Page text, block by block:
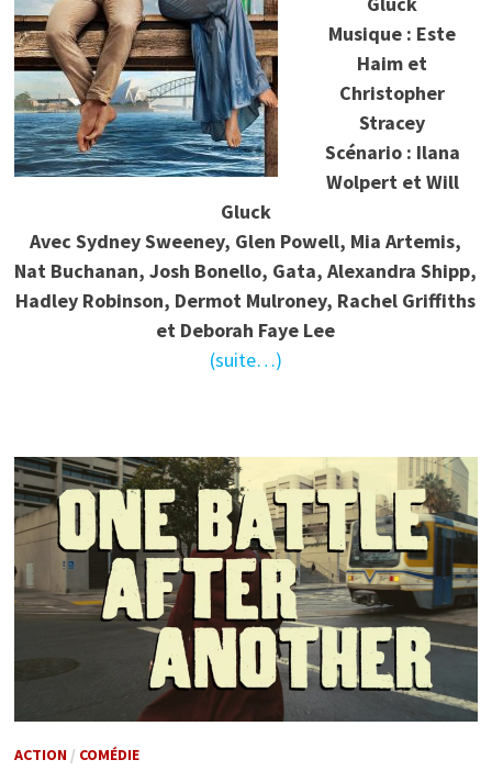
Musique : Este
Haim et
Christopher
Stracey
Scénario : Ilana
Wolpert et Will
Gluck
Avec Sydney Sweeney, Glen Powell, Mia Artemis,
Nat Buchanan, Josh Bonello, Gata, Alexandra Shipp,
Hadley Robinson, Dermot Mulroney, Rachel Griffiths
et Deborah Faye Lee
(suite…)
ACTION/ COMÉDIE